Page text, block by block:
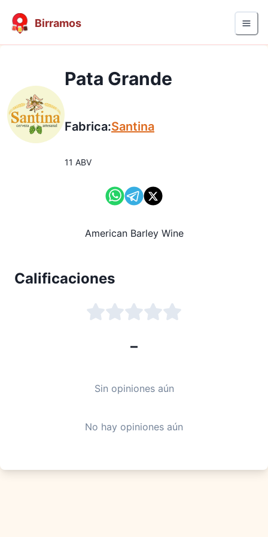
Birramos
Pata Grande
Fabrica:Santina
11 ABV
American Barley Wine
Calificaciones
–
Sin opiniones aún
No hay opiniones aún